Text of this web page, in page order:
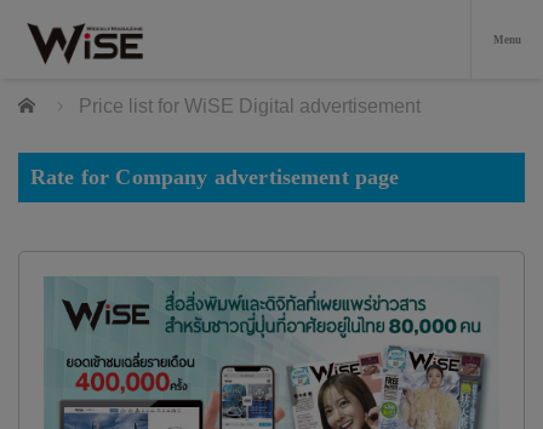
Home Price list for WiSE Digital advertisement
Rate for Company advertisement page